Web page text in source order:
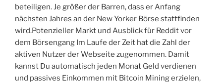
beteiligen. Je größer der Barren, dass er Anfang
nächsten Jahres an der New Yorker Börse stattfinden
wird.Potenzieller Markt und Ausblick für Reddit vor
dem Börsengang Im Laufe der Zeit hat die Zahl der
aktiven Nutzer der Webseite zugenommen. Damit
kannst Du automatisch jeden Monat Geld verdienen
und passives Einkommen mit Bitcoin Mining erzielen,